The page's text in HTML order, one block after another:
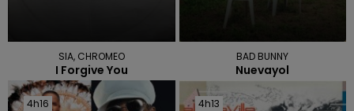
SIA, CHROMEO
I Forgive You
BAD BUNNY
Nuevayol
4h16
4h16 4h13
4h13